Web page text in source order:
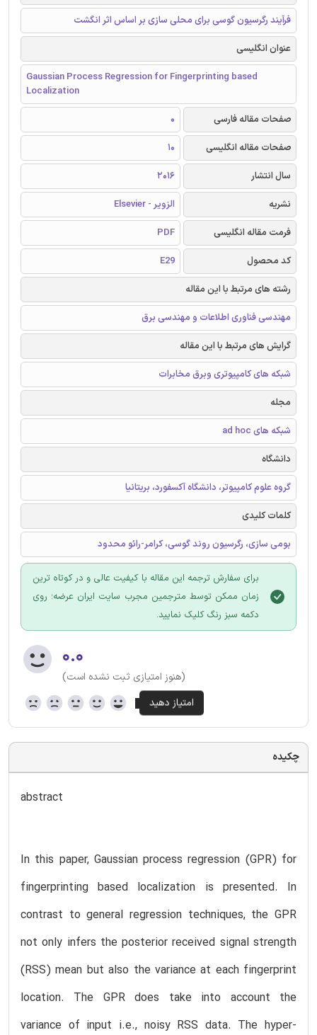
فرآیند رگرسیون گوسی برای محلی سازی بر اساس اثر انگشت
عنوان انگلیسی
Gaussian Process Regression for Fingerprinting based
Localization
صفحات مقاله فارسی
0
صفحات مقاله انگلیسی
10
سال انتشار
2016
نشریه
الزویر - Elsevier
فرمت مقاله انگلیسی
PDF
کد محصول
E29
رشته های مرتبط با این مقاله
مهندسی فناوری اطلاعات و مهندسی برق
گرایش های مرتبط با این مقاله
شبکه های کامپیوتری وبرق مخابرات
مجله
شبکه های ad hoc
دانشگاه
گروه علوم کامپیوتر، دانشگاه آکسفورد، بریتانیا
کلمات کلیدی
بومی سازی، رگرسیون روند گوسی، کرامر-رائو محدود
برای سفارش ترجمه این مقاله با کیفیت عالی و در کوتاه ترین
زمان ممکن توسط مترجمین مجرب سایت ایران عرضه؛ روی
دکمه سبز رنگ کلیک نمایید.
۰.۰
(هنوز امتیازی ثبت نشده است)
چکیده
abstract
In this paper, Gaussian process regression (GPR) for
fingerprinting based localization is presented. In
contrast to general regression techniques, the GPR
not only infers the posterior received signal strength
(RSS) mean but also the variance at each fingerprint
location. The GPR does take into account the
variance of input i.e., noisy RSS data. The hyper-